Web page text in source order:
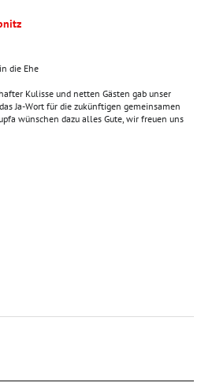
die Ehe
Kulisse und netten Gästen gab unser
Ja-Wort für die zukünftigen gemeinsamen
wünschen dazu alles Gute, wir freuen uns